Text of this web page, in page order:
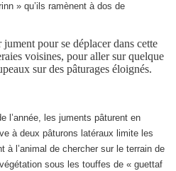
» qu’ils ramènent à dos de
pour se déplacer dans cette
voisines, pour aller sur quelque
sur des pâturages éloignés.
l’année, les juments pâturent en
à deux pâturons latéraux limite les
à l’animal de chercher sur le terrain de
sous les touffes de « guettaf